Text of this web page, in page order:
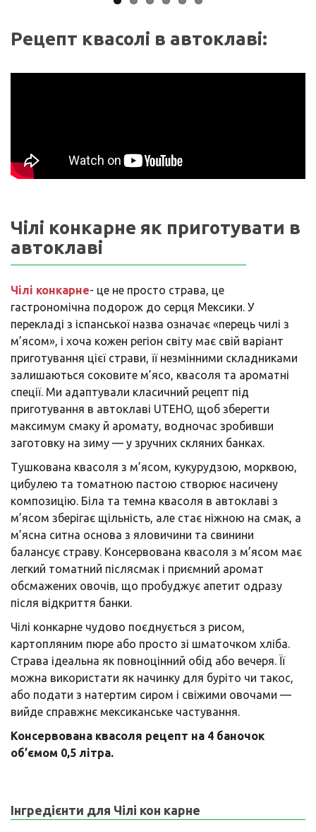
Рецепт квасолі в автоклаві:
Чілі конкарне як приготувати в
автоклаві
Чілі конкарне- це не просто страва, це
гастрономічна подорож до серця Мексики. У
перекладі з іспанської назва означає «перець чилі з
м’ясом», і хоча кожен регіон світу має свій варіант
приготування цієї страви, її незмінними складниками
залишаються соковите м’ясо, квасоля та ароматні
спеції. Ми адаптували класичний рецепт під
приготування в автоклаві UTEHO, щоб зберегти
максимум смаку й аромату, водночас зробивши
заготовку на зиму — у зручних скляних банках.
Тушкована квасоля з м’ясом, кукурудзою, морквою,
цибулею та томатною пастою створює насичену
композицію. Біла та темна квасоля в автоклаві з
м’ясом зберігає щільність, але стає ніжною на смак, а
м’ясна ситна основа з яловичини та свинини
балансує страву. Консервована квасоля з м’ясом має
легкий томатний післясмак і приємний аромат
обсмажених овочів, що пробуджує апетит одразу
після відкриття банки.
Чілі конкарне чудово поєднується з рисом,
картопляним пюре або просто зі шматочком хліба.
Страва ідеальна як повноцінний обід або вечеря. Її
можна використати як начинку для буріто чи такос,
або подати з натертим сиром і свіжими овочами —
вийде справжнє мексиканське частування.
Консервована квасоля рецепт на 4 баночок
об’ємом 0,5 літра.
Інгредієнти для Чілі кон карне